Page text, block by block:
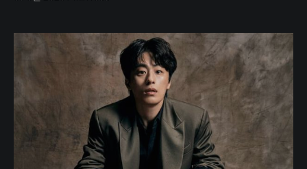
없지 않나요? "아직 기획이 덜 돼서", "개발을 할 줄 몰라서",